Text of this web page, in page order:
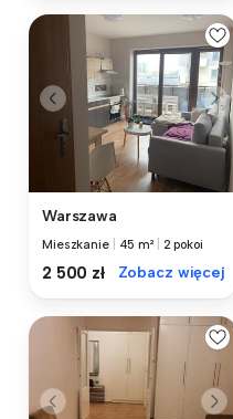
Warszawa
Mieszkanie 45 m² 2 pokoi
2 500 zł Zobacz więcej